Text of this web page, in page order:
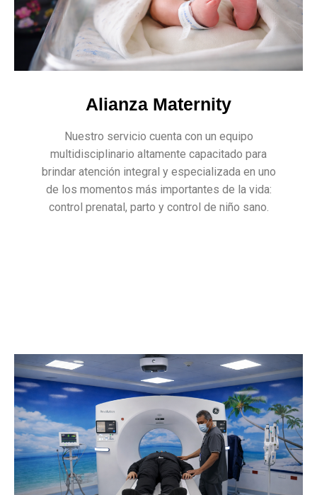
Alianza Maternity
Nuestro servicio cuenta con un equipo
multidisciplinario altamente capacitado para
brindar atención integral y especializada en uno
de los momentos más importantes de la vida:
control prenatal, parto y control de niño sano.